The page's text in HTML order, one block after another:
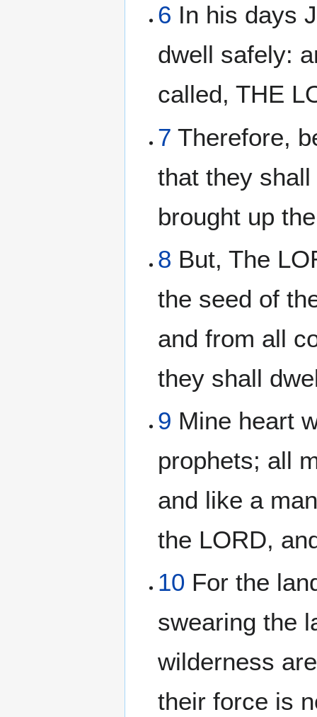
6 In his days
dwell safely:
called, THE
7 Therefore,
that they
brought up
8 But, The
the seed of
and from all
they shall
9 Mine heart
prophets; all
and like a
the LORD,
10 For the
swearing the
wilderness
their force is